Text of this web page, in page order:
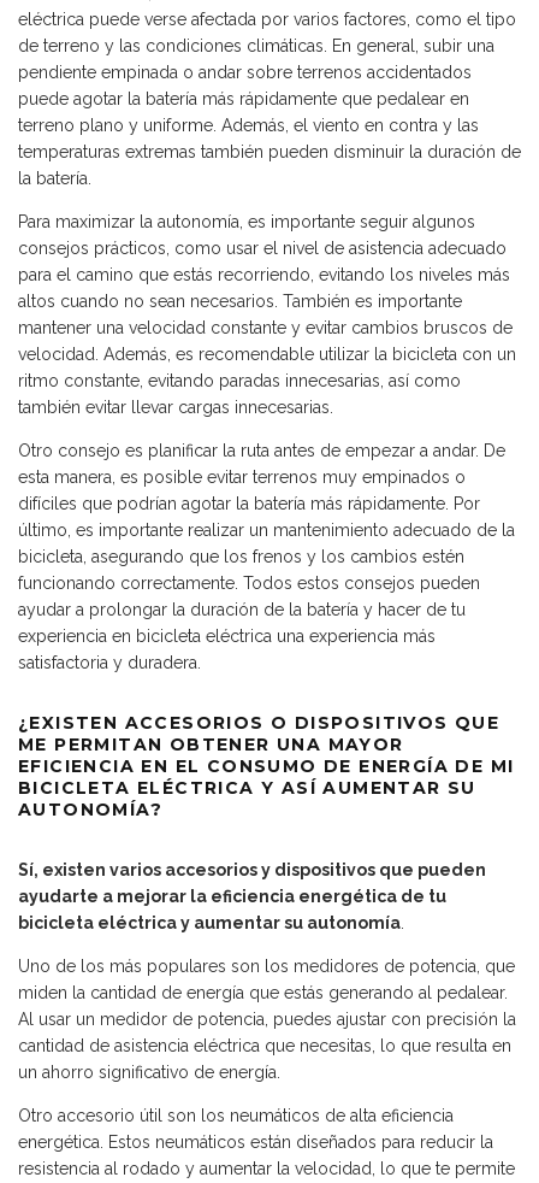
eléctrica puede verse afectada por varios factores, como el tipo
de terreno y las condiciones climáticas. En general, subir una
pendiente empinada o andar sobre terrenos accidentados
puede agotar la batería más rápidamente que pedalear en
terreno plano y uniforme. Además, el viento en contra y las
temperaturas extremas también pueden disminuir la duración de
la batería.
Para maximizar la autonomía, es importante seguir algunos
consejos prácticos, como usar el nivel de asistencia adecuado
para el camino que estás recorriendo, evitando los niveles más
altos cuando no sean necesarios. También es importante
mantener una velocidad constante y evitar cambios bruscos de
velocidad. Además, es recomendable utilizar la bicicleta con un
ritmo constante, evitando paradas innecesarias, así como
también evitar llevar cargas innecesarias.
Otro consejo es planificar la ruta antes de empezar a andar. De
esta manera, es posible evitar terrenos muy empinados o
difíciles que podrían agotar la batería más rápidamente. Por
último, es importante realizar un mantenimiento adecuado de la
bicicleta, asegurando que los frenos y los cambios estén
funcionando correctamente. Todos estos consejos pueden
ayudar a prolongar la duración de la batería y hacer de tu
experiencia en bicicleta eléctrica una experiencia más
satisfactoria y duradera.
¿EXISTEN ACCESORIOS O DISPOSITIVOS QUE
ME PERMITAN OBTENER UNA MAYOR
EFICIENCIA EN EL CONSUMO DE ENERGÍA DE MI
BICICLETA ELÉCTRICA Y ASÍ AUMENTAR SU
AUTONOMÍA?
Sí, existen varios accesorios y dispositivos que pueden
ayudarte a mejorar la eficiencia energética de tu
bicicleta eléctrica y aumentar su autonomía
Uno de los más populares son los medidores de potencia, que
miden la cantidad de energía que estás generando al pedalear.
Al usar un medidor de potencia, puedes ajustar con precisión la
cantidad de asistencia eléctrica que necesitas, lo que resulta en
un ahorro significativo de energía.
Otro accesorio útil son los neumáticos de alta eficiencia
energética. Estos neumáticos están diseñados para reducir la
resistencia al rodado y aumentar la velocidad, lo que te permite